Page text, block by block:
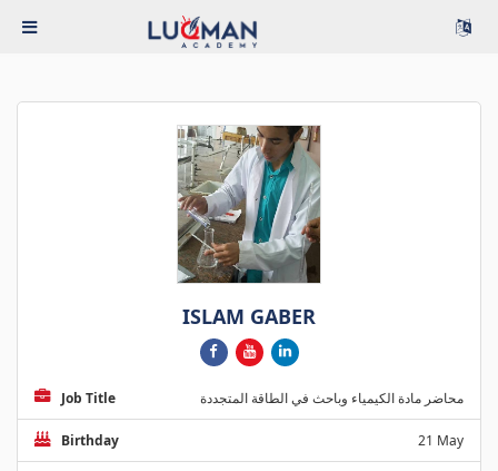
ISLAM GABER
Job Title محاضر مادة الكيمياء وباحث في الطاقة المتجددة
Birthday 21 May